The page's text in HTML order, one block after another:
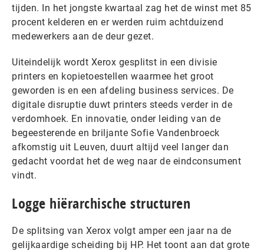
tijden. In het jongste kwartaal zag het de winst met 85
procent kelderen en er werden ruim achtduizend
medewerkers aan de deur gezet.
Uiteindelijk wordt Xerox gesplitst in een divisie
printers en kopietoestellen waarmee het groot
geworden is en een afdeling business services. De
digitale disruptie duwt printers steeds verder in de
verdomhoek. En innovatie, onder leiding van de
begeesterende en briljante Sofie Vandenbroeck
afkomstig uit Leuven, duurt altijd veel langer dan
gedacht voordat het de weg naar de eindconsument
vindt.
Logge hiërarchische structuren
De splitsing van Xerox volgt amper een jaar na de
gelijkaardige scheiding bij HP. Het toont aan dat grote